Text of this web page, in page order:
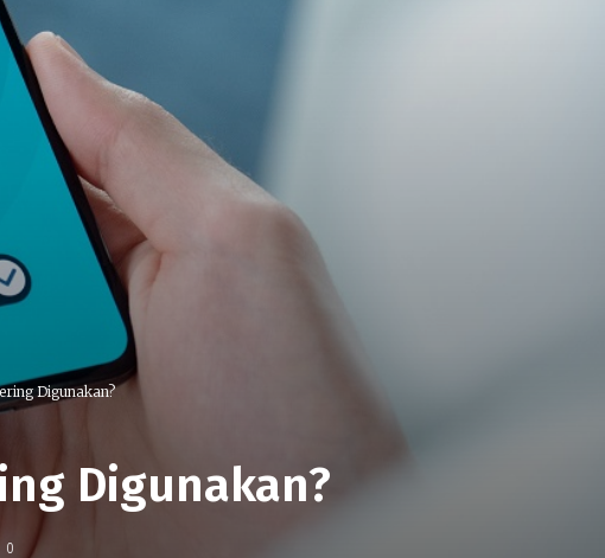
Digunakan?
Digunakan?
0